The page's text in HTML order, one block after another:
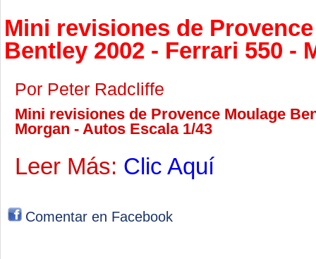
Mini revisiones de
Bentley 2002 - Ferrari 550 -
Por Peter Radcliffe
Mini revisiones de Provence Moulage
Morgan - Autos Escala 1/43
Leer Más: Clic Aquí
Comentar en Facebook